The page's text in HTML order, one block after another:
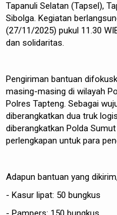
Tapanuli Selatan (Tapsel),
Sibolga. Kegiatan
(27/11/2025) pukul 11.30
dan solidaritas.
Pengiriman bantuan
masing-masing di wilayah
Polres Tapteng. Sebagai
diberangkatkan dua truk
diberangkatkan Polda
perlengkapan untuk para
Adapun bantuan yang
- Kasur lipat: 50 bungkus